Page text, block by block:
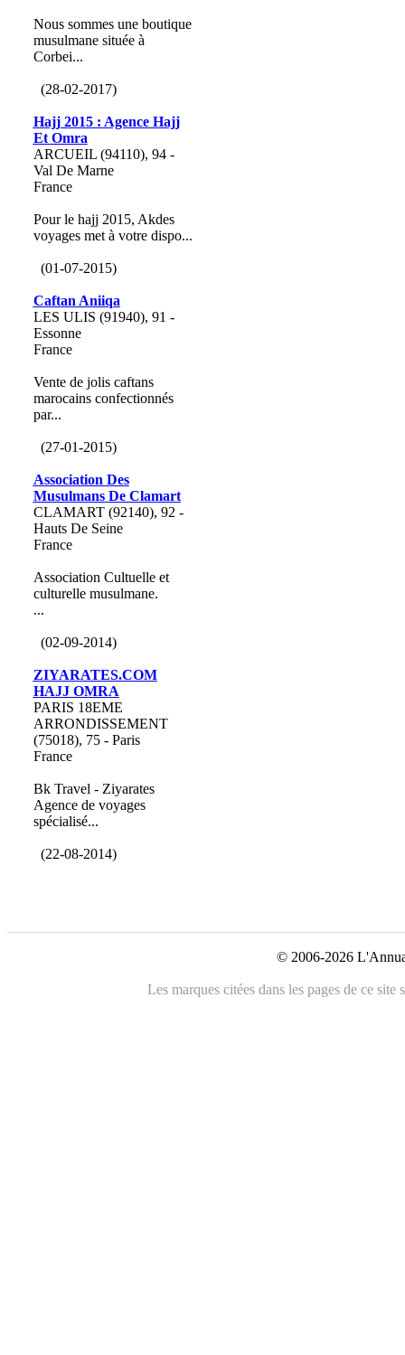
Nous sommes une boutique
musulmane située à
Corbei...
(28-02-2017)
Hajj 2015 : Agence Hajj
Et Omra
ARCUEIL (94110), 94 -
Val De Marne
France
Pour le hajj 2015, Akdes
voyages met à votre dispo...
(01-07-2015)
Caftan Aniiqa
LES ULIS (91940), 91 -
Essonne
France
Vente de jolis caftans
marocains confectionnés
par...
(27-01-2015)
Association Des
Musulmans De Clamart
CLAMART (92140), 92 -
Hauts De Seine
France
Association Cultuelle et
culturelle musulmane.
...
(02-09-2014)
ZIYARATES.COM
HAJJ OMRA
PARIS 18EME
ARRONDISSEMENT
(75018), 75 - Paris
France
Bk Travel - Ziyarates
Agence de voyages
spécialisé...
(22-08-2014)
© 2006-2026
Les marques citées dans les pages de ce